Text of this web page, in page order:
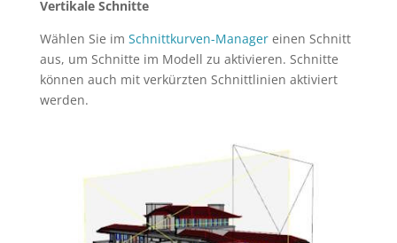
Vertikale Schnitte
Wählen Sie im Schnittkurven-Managereinen Schnitt
aus, um Schnitte im Modell zu aktivieren. Schnitte
können auch mit verkürzten Schnittlinien aktiviert
werden.